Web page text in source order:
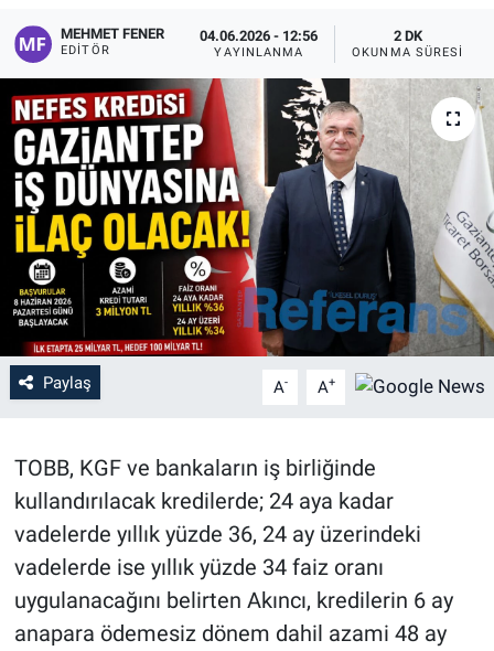
MEHMET FENER
EDITÖR
04.06.2026 - 12:56
YAYINLANMA
2 DK
OKUNMA SÜRESI
Paylaş A- A+
TOBB, KGF ve bankaların iş birliğinde
kullandırılacak kredilerde; 24 aya kadar
vadelerde yıllık yüzde 36, 24 ay üzerindeki
vadelerde ise yıllık yüzde 34 faiz oranı
uygulanacağını belirten Akıncı, kredilerin 6 ay
anapara ödemesiz dönem dahil azami 48 ay